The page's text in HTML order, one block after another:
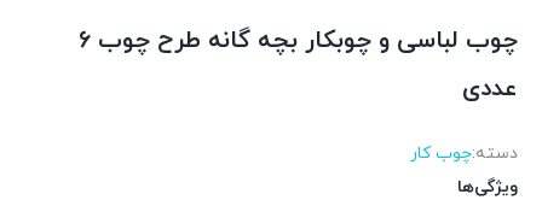
چوب لباسی و چوبکار بچه گانه طرح چوب 6
عددی
دسته:چوب کار
ویژگی‌ها